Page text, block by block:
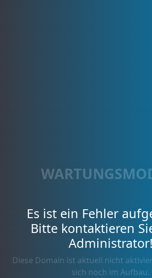
Es ist ein Fehler
Bitte kontaktieren
Administrator!
Diese Domain ist aktuell nicht
sich noch im Aufbau.